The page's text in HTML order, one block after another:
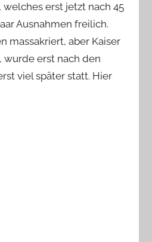
erst jetzt nach 45
Ausnahmen freilich.
massakriert, aber Kaiser
wurde erst nach den
viel später statt. Hier